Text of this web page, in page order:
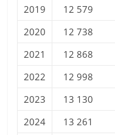
2019
12 579
2020
12 738
2021
12 868
2022
12 998
2023
13 130
2024
13 261